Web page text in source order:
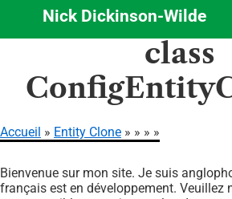
Aller
contenu
principal
Nick Dickinson-Wilde
class
d'Ariane
Accueil Entity Clone
Bienvenue sur mon site. Je suis
français est en développement. Veuillez